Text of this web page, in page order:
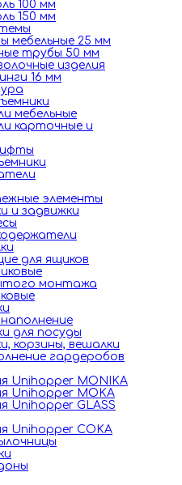
100 мм
150 мм
мебельные 25 мм
трубы 50 мм
изделия
16 мм
мебельные
карточные и
элементы
и задвижки
для ящиков
монтажа
для посуды
корзины, вешалки
гардеробов
Unihopper MONIKA
Unihopper MOKA
Unihopper GLASS
Unihopper COKA